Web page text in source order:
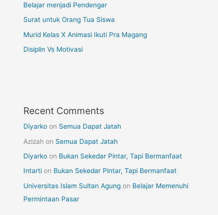
Belajar menjadi Pendengar
Surat untuk Orang Tua Siswa
Murid Kelas X Animasi Ikuti Pra Magang
Disiplin Vs Motivasi
Recent Comments
Diyarko on Semua Dapat Jatah
Azizah on Semua Dapat Jatah
Diyarko on Bukan Sekedar Pintar, Tapi Bermanfaat
Intarti on Bukan Sekedar Pintar, Tapi Bermanfaat
Universitas Islam Sultan Agung on Belajar Memenuhi
Permintaan Pasar